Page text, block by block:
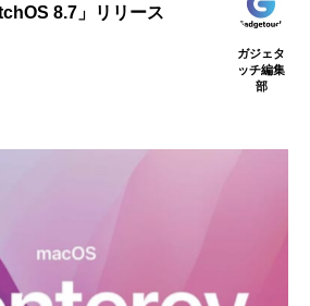
8.7」リリース
ガジェタ
ッチ編集
部